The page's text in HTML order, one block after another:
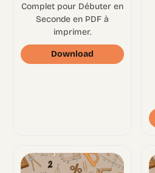
Complet pour Débuter en
Seconde en PDF à
imprimer.
Download